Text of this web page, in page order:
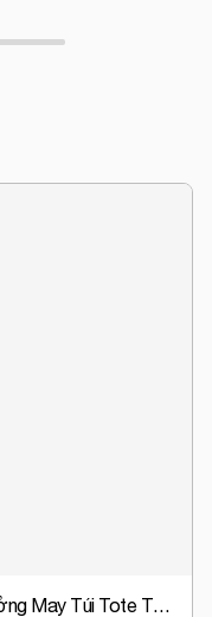
Xưởng May Túi Tote Theo Yêu Cầu - Thiết Kế Miễn Phí, Giá Gốc